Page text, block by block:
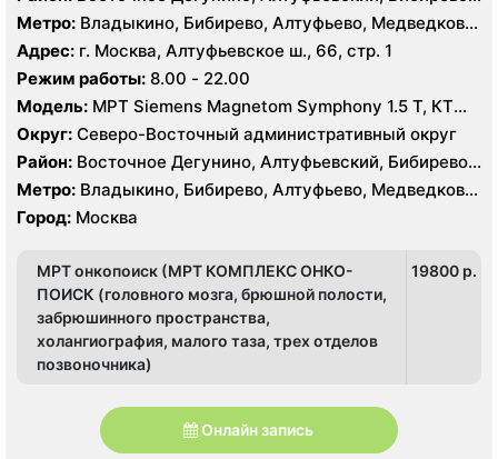
Лианозово, Лосиноостровский, Отрадное, Свиблово,
Северное Медведково, Южное Медведково,
Ярославский
Метро: Владыкино, Бибирево, Алтуфьево, Медведково,
Окружная, Отрадное, Верхние Лихоборы,
Селигерская, Лианозово
Адрес: г. Москва, Алтуфьевское ш., 66, стр. 1
Режим работы: 8.00 - 22.00
Модель: МРТ Siemens Magnetom Symphony 1.5 Т, КТ
Toshiba Aquilion 16 срезов, УЗИ Toshiba
Округ: Северо-Восточный административный округ
Район: Восточное Дегунино, Алтуфьевский, Бибирево,
Лианозово, Лосиноостровский, Отрадное, Свиблово,
Северное Медведково, Южное Медведково,
Ярославский
Метро: Владыкино, Бибирево, Алтуфьево, Медведково,
Окружная, Отрадное, Верхние Лихоборы,
Селигерская, Лианозово
Город: Москва
МРТ онкопоиск (МРТ КОМПЛЕКС ОНКО-
ПОИСК (головного мозга, брюшной полости,
забрюшинного пространства,
холангиография, малого таза, трех отделов
позвоночника)
19800 p.
Онлайн запись